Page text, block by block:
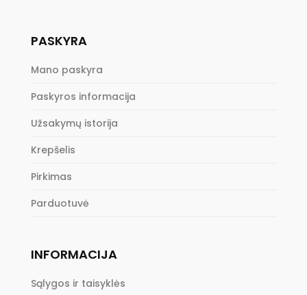
PASKYRA
Mano paskyra
Paskyros informacija
Užsakymų istorija
Krepšelis
Pirkimas
Parduotuvė
INFORMACIJA
Sąlygos ir taisyklės